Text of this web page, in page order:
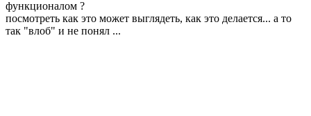
функционалом ?
посмотреть как это может выглядеть, как это делается... а то
так "влоб" и не понял ...